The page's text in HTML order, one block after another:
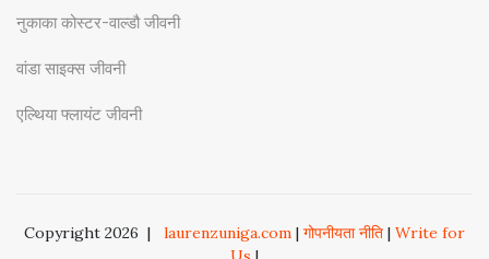
नुकाका कोस्टर-वाल्डौ जीवनी
वांडा साइक्स जीवनी
एल्थिया फ्लायंट जीवनी
Copyright 2026 | laurenzuniga.com | गोपनीयता नीति | Write for